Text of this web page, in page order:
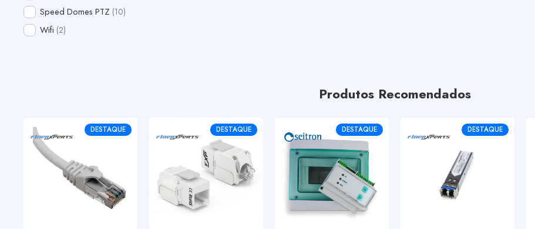
Speed Domes PTZ 10
Wifi 2
Produtos Recomendados
DESTAQUE DESTAQUE DESTAQUE DESTAQUE